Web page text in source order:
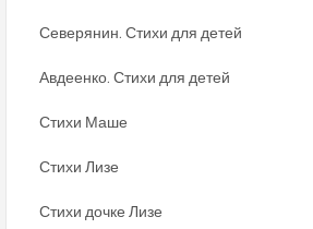
Северянин. Стихи для детей
Авдеенко. Стихи для детей
Стихи Маше
Стихи Лизе
Стихи дочке Лизе